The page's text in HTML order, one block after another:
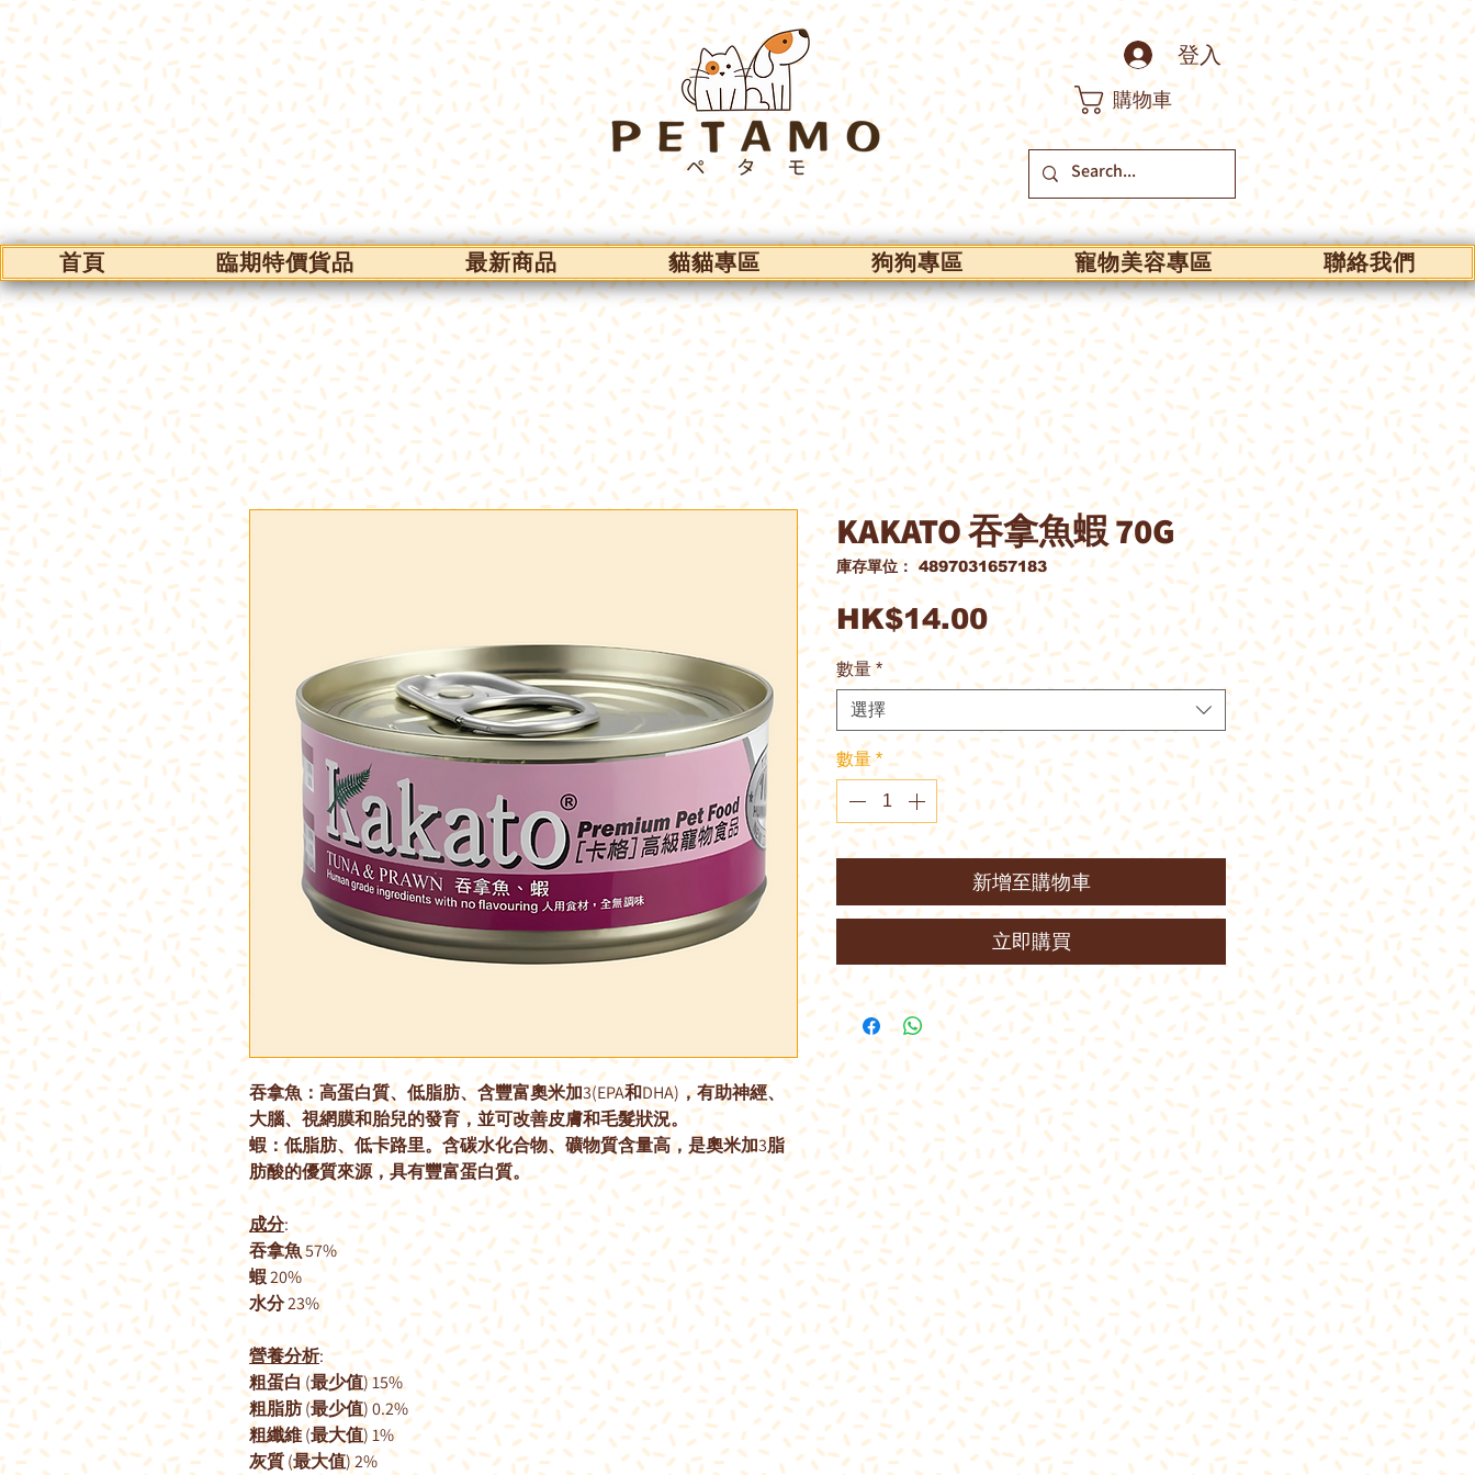
登入
購物車
首頁 臨期特價貨品 最新商品 貓貓專區 狗狗專區 寵物美容專區 聯絡我們
吞拿魚：高蛋白質、低脂肪、含豐富奧米加3(EPA和DHA)，有助神經、
大腦、視網膜和胎兒的發育，並可改善皮膚和毛髮狀況。
蝦：低脂肪、低卡路里。含碳水化合物、礦物質含量高，是奧米加3脂
肪酸的優質來源，具有豐富蛋白質。
成分:
吞拿魚 57%
蝦 20%
水分 23%
營養分析:
粗蛋白 (最少值) 15%
粗脂肪 (最少值) 0.2%
粗纖維 (最大值) 1%
灰質 (最大值) 2%
KAKATO 吞拿魚蝦 70G
庫存單位： 4897031657183
HK$14.00價
格
數量 *
選擇
數量 *
新增至購物車
立即購買